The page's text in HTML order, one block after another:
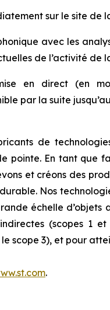
sur le site de
avec les
de l’activité de
en direct (en
par la suite
de
pointe. En tant que
et créons des
Nos
échelle d’objets
(scopes 1
scope 3), et pour
.